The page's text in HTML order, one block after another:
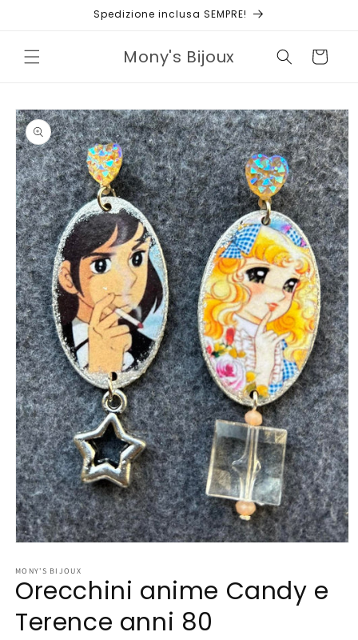
Spedizione inclusa SEMPRE!
Mony's Bijoux Carrello
Passa alle
informazioni
sul prodotto
multimediali
1
in
modale
MONY'S BIJOUX
Orecchini anime Candy e
Terence anni 80